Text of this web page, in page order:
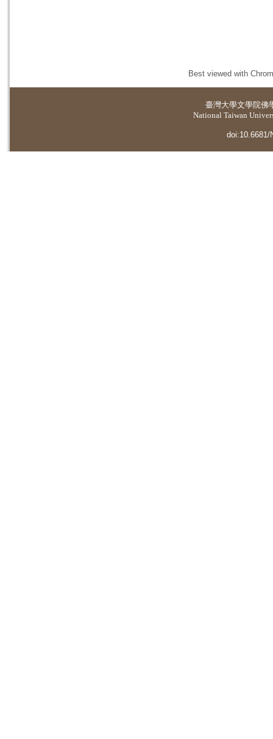
Best viewed with
臺灣大學文學院佛
National Taiwan
doi:10.6681/